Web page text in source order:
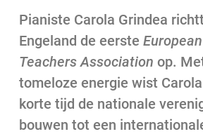
Pianiste Carola Grindea
Engeland de eerste
Teachers Association op.
tomeloze energie wist
korte tijd de nationale
bouwen tot een